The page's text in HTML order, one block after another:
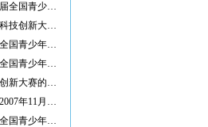
中国科协办公厅关于举办第三十届全国青少年科技创新大赛的通知
关于举办第二十八届全国青少年科技创新大赛的通知
中国科协办公厅关于举办第33届全国青少年科技创新大赛的通知
中国科协办公厅关于举办第32届全国青少年科技创新大赛的通知
关于举办第25届全国青少年科技创新大赛的通知
全国青少年科技创新大赛规则（2007年11月修订）
中国科协办公厅关于举办第34届全国青少年科技创新大赛的通知